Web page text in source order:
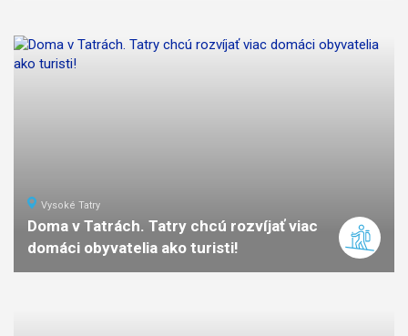
Vysoké Tatry
Doma v Tatrách. Tatry chcú rozvíjať viac
domáci obyvatelia ako turisti!